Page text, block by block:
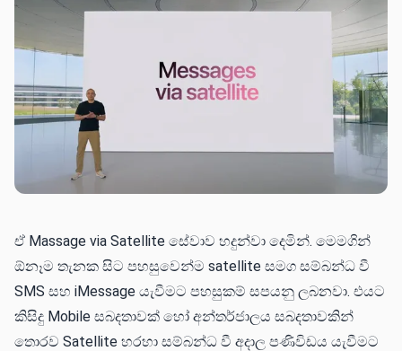
ඒ Massage via Satellite සේවාව හදුන්වා දෙමින්. මෙමගින්
ඕනෑම තැනක සිට පහසුවෙන්ම satellite සමග සම්බන්ධ වී
SMS සහ iMessage යැවීමට පහසුකම් සපයනු ලබනවා. එයට
කිසිදු Mobile සබදතාවක් හෝ අන්තර්ජාලය සබදතාවකින්
තොරව Satellite හරහා සම්බන්ධ වී අදාල පණිවිඩය යැවීමට